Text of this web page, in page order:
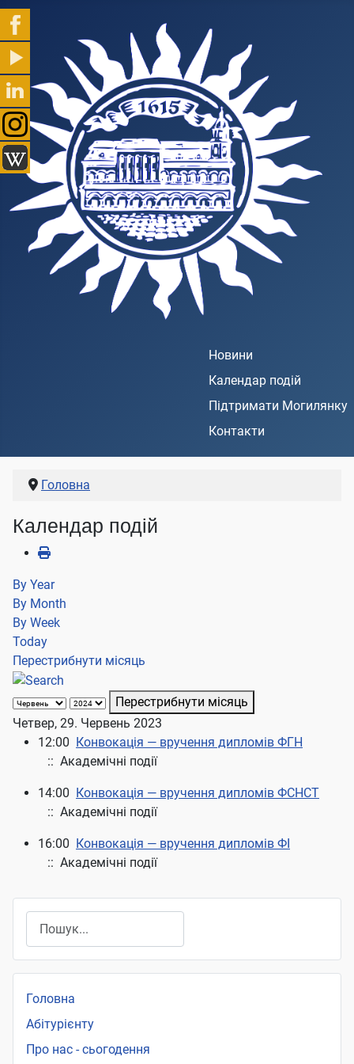
Новини
Календар подій
Підтримати Могилянку
Контакти
Головна
Календар подій
By Year
By Month
By Week
Today
Перестрибнути місяць
Перестрибнути місяць
Четвер, 29. Червень 2023
12:00
Конвокація — вручення дипломів ФГН
:: Академічні події
14:00
Конвокація — вручення дипломів ФСНСТ
:: Академічні події
16:00
Конвокація — вручення дипломів ФІ
:: Академічні події
Головна
Абітурієнту
Про нас - сьогодення